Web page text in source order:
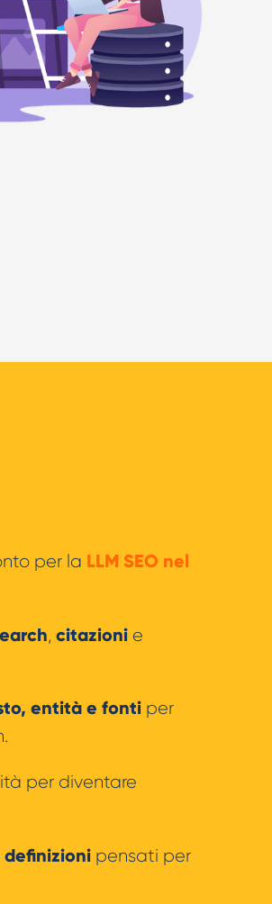
per la LLM SEO nel
, citazioni e
entità e fonti per
per diventare
definizioni pensati per